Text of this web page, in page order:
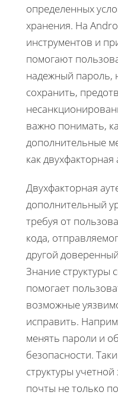
определенных
хранения. На
инструментов и
помогают
надежный пароль,
сохранить,
важно понимать,
дополнительные
как
Двухфакторная
дополнительный
требуя от
кода,
другой
Знание структуры
помогает
возможные
исправить.
менять пароли и
безопасности.
структуры
почты не только